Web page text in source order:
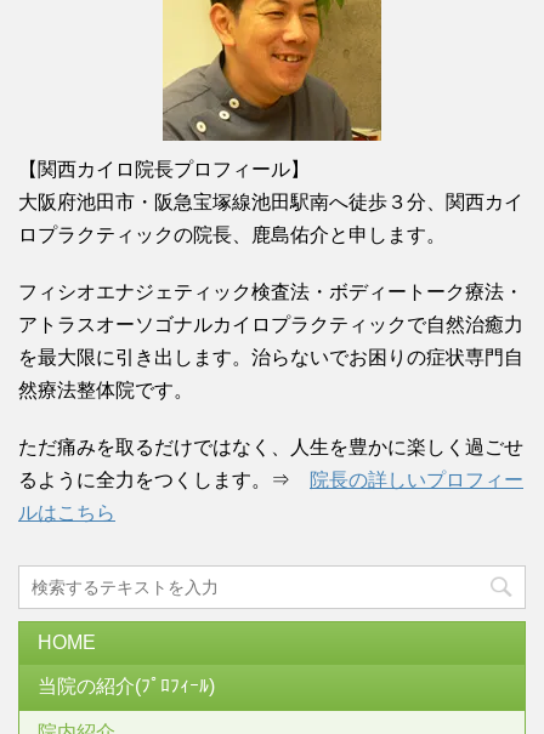
【関西カイロ院長プロフィール】
大阪府池田市・阪急宝塚線池田駅南へ徒歩３分、関西カイ
ロプラクティックの院長、鹿島佑介と申します。
フィシオエナジェティック検査法・ボディートーク療法・
アトラスオーソゴナルカイロプラクティックで自然治癒力
を最大限に引き出します。治らないでお困りの症状専門自
然療法整体院です。
ただ痛みを取るだけではなく、人生を豊かに楽しく過ごせ
るように全力をつくします。⇒
院長の詳しいプロフィー
ルはこちら
HOME
当院の紹介(ﾌﾟﾛﾌｨｰﾙ)